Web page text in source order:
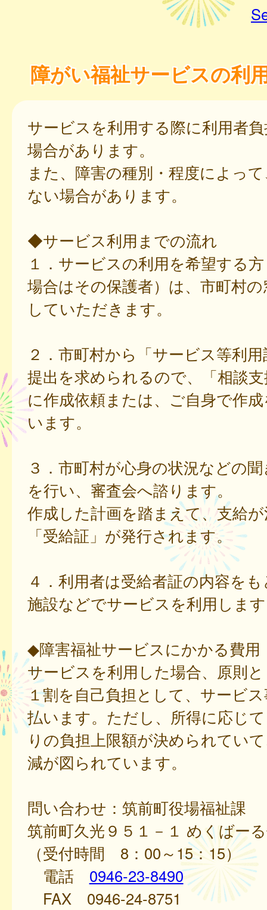
障がい福祉サービスの利
サービスを利用する際に利用者
場合があります。
また、障害の種別・程度によっ
ない場合があります。
◆サービス利用までの流れ
１．サービスの利用を希望する
場合はその保護者）は、市町村
していただきます。
２．市町村から「サービス等利
提出を求められるので、「相談
に作成依頼または、ご自身で作
います。
３．市町村が心身の状況などの
を行い、審査会へ諮ります。
作成した計画を踏まえて、支給
「受給証」が発行されます。
４．利用者は受給者証の内容を
施設などでサービスを利用しま
◆障害福祉サービスにかかる費用
サービスを利用した場合、原則
１割を自己負担として、サービ
払います。ただし、所得に応じ
りの負担上限額が決められてい
減が図られています。
問い合わせ：筑前町役場福祉課
筑前町久光９５１－１ めくばー
（受付時間 8：00～15：15）
電話 0946-23-8490
FAX 0946-24-8751